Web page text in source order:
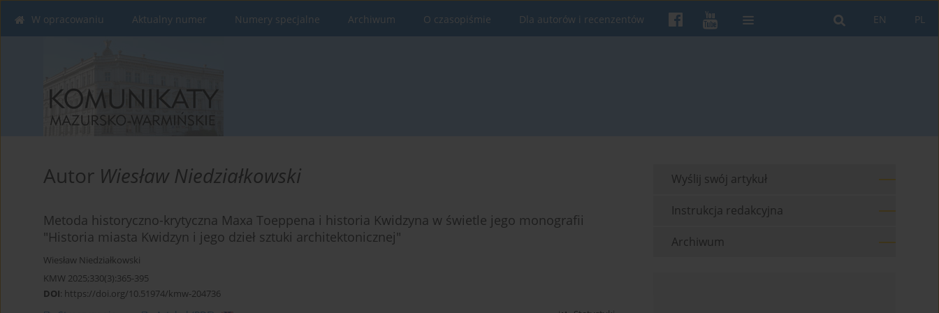
PL
EN
W opracowaniu Aktualny numer Numery specjalne Archiwum O czasopiśmie Dla autorów i recenzentów
Autor Wiesław Niedziałkowski
Metoda historyczno-krytyczna Maxa Toeppena i historia Kwidzyna w świetle jego monografii
"Historia miasta Kwidzyn i jego dzieł sztuki architektonicznej"
Wiesław Niedziałkowski
KMW 2025;330(3):365-395
DOI: https://doi.org/10.51974/kmw-204736
Wyślij swój artykuł
Instrukcja redakcyjna
Archiwum